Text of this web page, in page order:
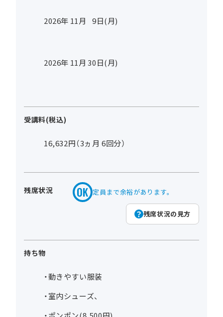
2026年 11月 9日(月)
2026年 11月 30日(月)
受講料(税込)
16,632円（3ヵ月 6回分）
残席状況 定員まで余裕があります。
残席状況の見方
持ち物
・動きやすい服装
・室内シューズ、